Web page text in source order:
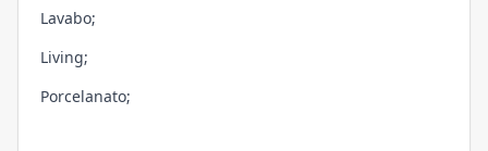
Lavabo;
Living;
Porcelanato;